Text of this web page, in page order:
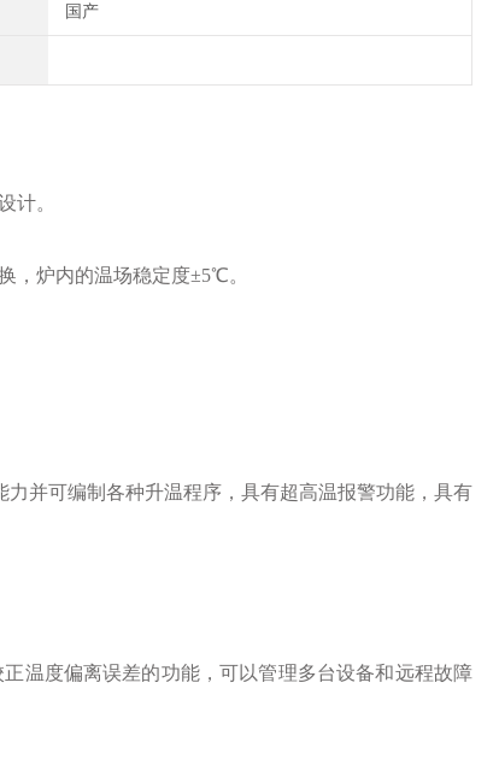
国产
计。
，炉内的温场稳定度±5℃。
并可编制各种升温程序，具有超高温报警功能，具有
温度偏离误差的功能，可以管理多台设备和远程故障